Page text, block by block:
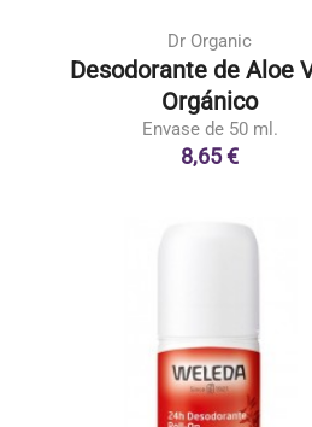
Dr Organic
Desodorante de Aloe
Orgánico
Envase de 50 ml.
8,65 €